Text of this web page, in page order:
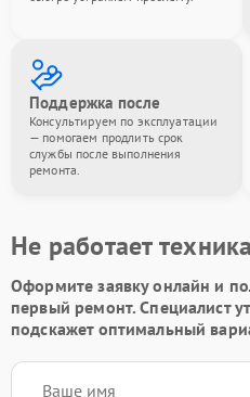
Поддержка после
Консультируем по эксплуатации
— помогаем продлить срок
службы после выполнения
ремонта.
Не работает
Оформите заявку онлайн и
первый ремонт. Специалист
подскажет оптимальный